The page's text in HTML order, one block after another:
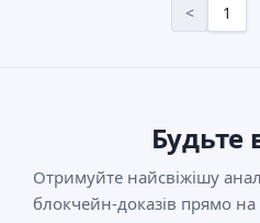
< 1
Будьте
Отримуйте найсвіжішу
блокчейн-доказів прямо